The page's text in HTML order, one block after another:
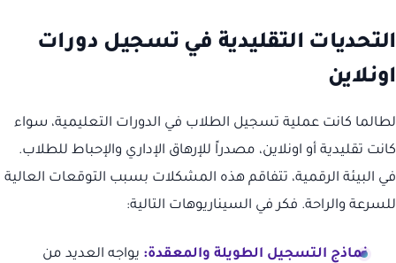
التحديات التقليدية في تسجيل دورات
اونلاين
لطالما كانت عملية تسجيل الطلاب في الدورات التعليمية، سواء
كانت تقليدية أو اونلاين، مصدراً للإرهاق الإداري والإحباط للطلاب.
في البيئة الرقمية، تتفاقم هذه المشكلات بسبب التوقعات العالية
للسرعة والراحة. فكر في السيناريوهات التالية:
نماذج التسجيل الطويلة والمعقدة: يواجه العديد من